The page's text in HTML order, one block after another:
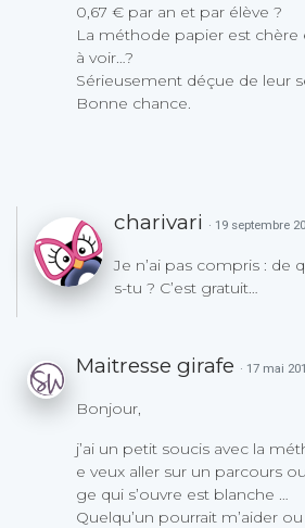
0,67 € par an et par élève ?
La méthode papier est chère
à voir…?
Sérieusement déçue de leur
Bonne chance.
charivari · 19 septembre
Je n’ai pas compris : de
s-tu ? C’est gratuit…
Maitresse girafe · 17 mai
Bonjour,
j’ai un petit soucis avec la
e veux aller sur un parcours
ge qui s’ouvre est blanche …
Quelqu’un pourrait m’aider